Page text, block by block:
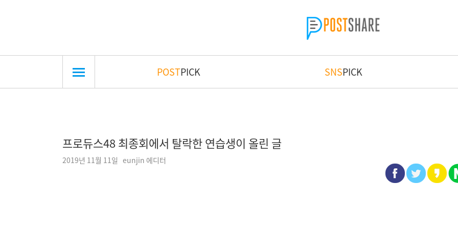
POSTPICK SNSPICK
프로듀스48 최종회에서 탈락한 연습생이 올린 글
2019년 11월 11일 eunjin 에디터